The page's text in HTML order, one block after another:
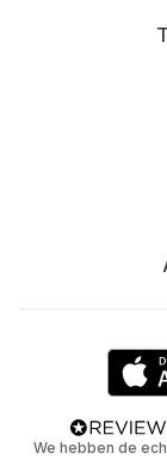
We hebben de